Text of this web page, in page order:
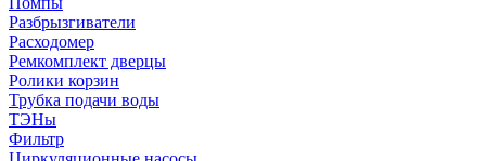
Разбрызгиватели
Расходомер
Ремкомплект дверцы
Ролики корзин
Трубка подачи воды
ТЭНы
Фильтр